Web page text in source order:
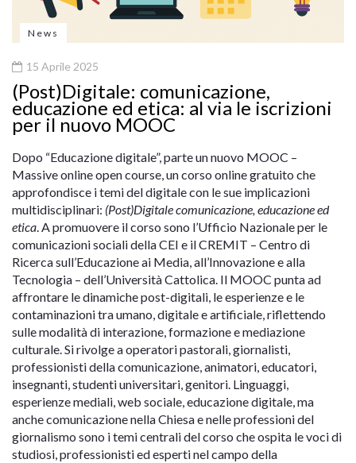
News
15 Aprile 2025
(Post)Digitale: comunicazione,
educazione ed etica: al via le iscrizioni
per il nuovo MOOC
Dopo “Educazione digitale”, parte un nuovo MOOC –
Massive online open course, un corso online gratuito che
approfondisce i temi del digitale con le sue implicazioni
multidisciplinari: (Post)Digitale comunicazione, educazione ed
etica. A promuovere il corso sono l’Ufficio Nazionale per le
comunicazioni sociali della CEI e il CREMIT – Centro di
Ricerca sull’Educazione ai Media, all’Innovazione e alla
Tecnologia – dell’Università Cattolica. Il MOOC punta ad
affrontare le dinamiche post-digitali, le esperienze e le
contaminazioni tra umano, digitale e artificiale, riflettendo
sulle modalità di interazione, formazione e mediazione
culturale. Si rivolge a operatori pastorali, giornalisti,
professionisti della comunicazione, animatori, educatori,
insegnanti, studenti universitari, genitori. Linguaggi,
esperienze mediali, web sociale, educazione digitale, ma
anche comunicazione nella Chiesa e nelle professioni del
giornalismo sono i temi centrali del corso che ospita le voci di
studiosi, professionisti ed esperti nel campo della